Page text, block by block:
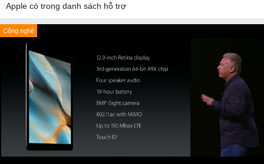
Apple có trong danh sách hỗ trợ
Công nghệ